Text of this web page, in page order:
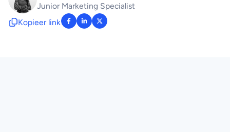
Junior Marketing Specialist
Kopieer link
: facebook-f
: linkedin-in
: x-twitter